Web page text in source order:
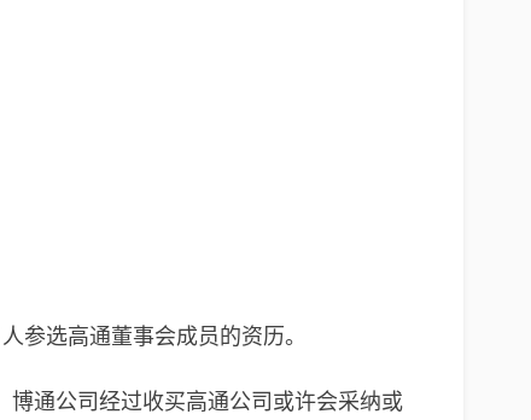
参选高通董事会成员的资历。
通公司经过收买高通公司或许会采纳或